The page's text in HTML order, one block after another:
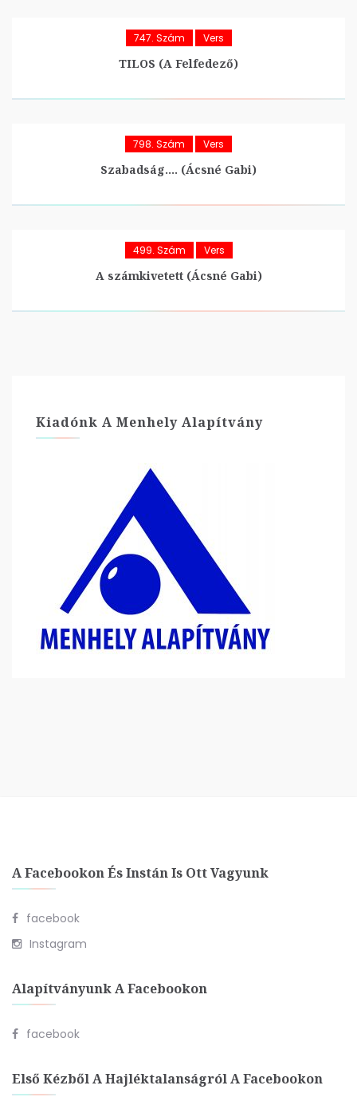
747. Szám Vers
TILOS (A Felfedező)
798. Szám Vers
Szabadság…. (Ácsné Gabi)
499. Szám Vers
A számkivetett (Ácsné Gabi)
Kiadónk A Menhely Alapítvány
A Facebookon És Instán Is Ott Vagyunk
facebook
Instagram
Alapítványunk A Facebookon
facebook
Első Kézből A Hajléktalanságról A Facebookon